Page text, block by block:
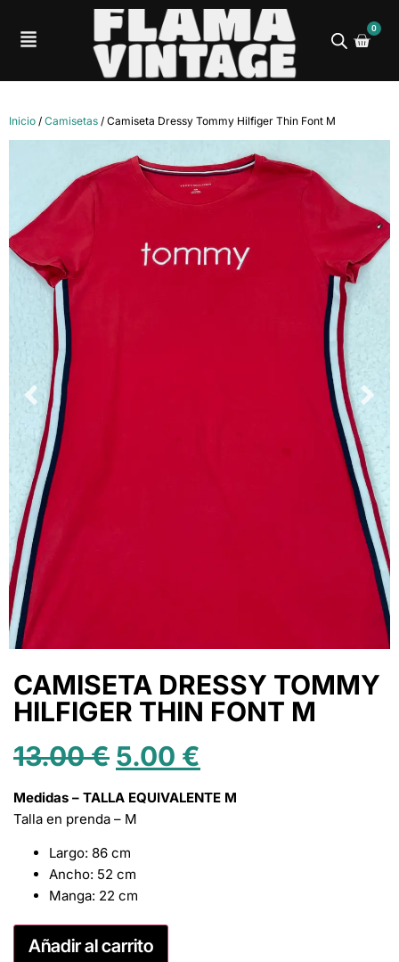
0
Inicio / Camisetas / Camiseta Dressy Tommy Hilfiger Thin Font M
CAMISETA DRESSY TOMMY
HILFIGER THIN FONT M
13.00€ 5.00 €
Medidas – TALLA EQUIVALENTE M
Talla en prenda – M
Largo: 86 cm
Ancho: 52 cm
Manga: 22 cm
Añadir al carrito